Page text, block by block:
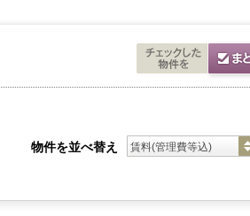
物件を並べ替え 賃料(管理費等込)